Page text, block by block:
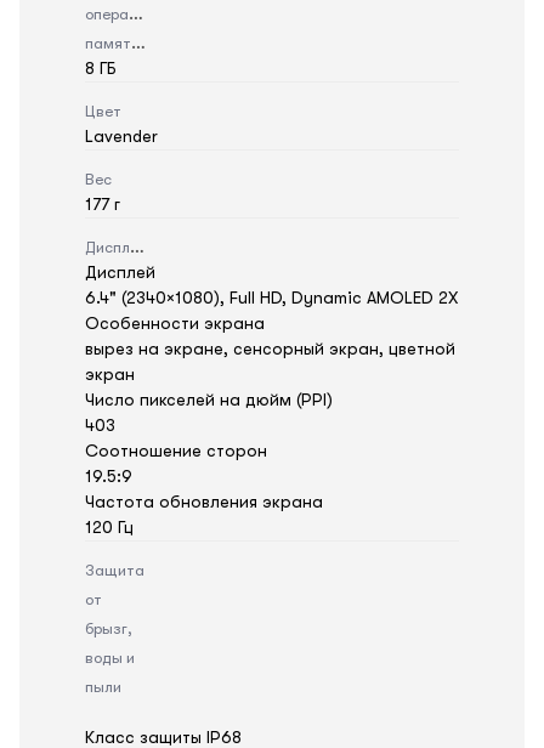
оперативной
памяти
8 ГБ
Цвет
Lavender
Вес
177 г
Дисплей
Дисплей
6.4" (2340×1080), Full HD, Dynamic AMOLED 2X
Особенности экрана
вырез на экране, сенсорный экран, цветной
экран
Число пикселей на дюйм (PPI)
403
Соотношение сторон
19.5:9
Частота обновления экрана
120 Гц
Защита
от
брызг,
воды и
пыли
Класс защиты IP68